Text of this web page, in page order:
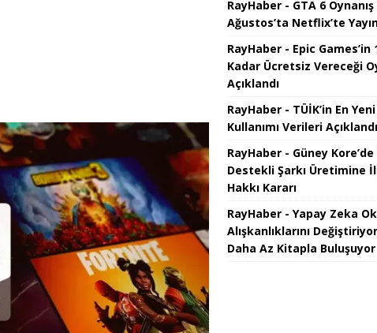
RayHaber - GTA 6
Ağustos’ta Netflix’te
RayHaber - Epic Games’in
Kadar Ücretsiz Vereceği
Açıklandı
RayHaber - TÜİK’in En
Kullanımı Verileri Açıklandı
RayHaber - Güney
Destekli Şarkı Üretimine
Hakkı Kararı
RayHaber - Yapay Zeka
Alışkanlıklarını
Daha Az Kitapla Buluşuyor